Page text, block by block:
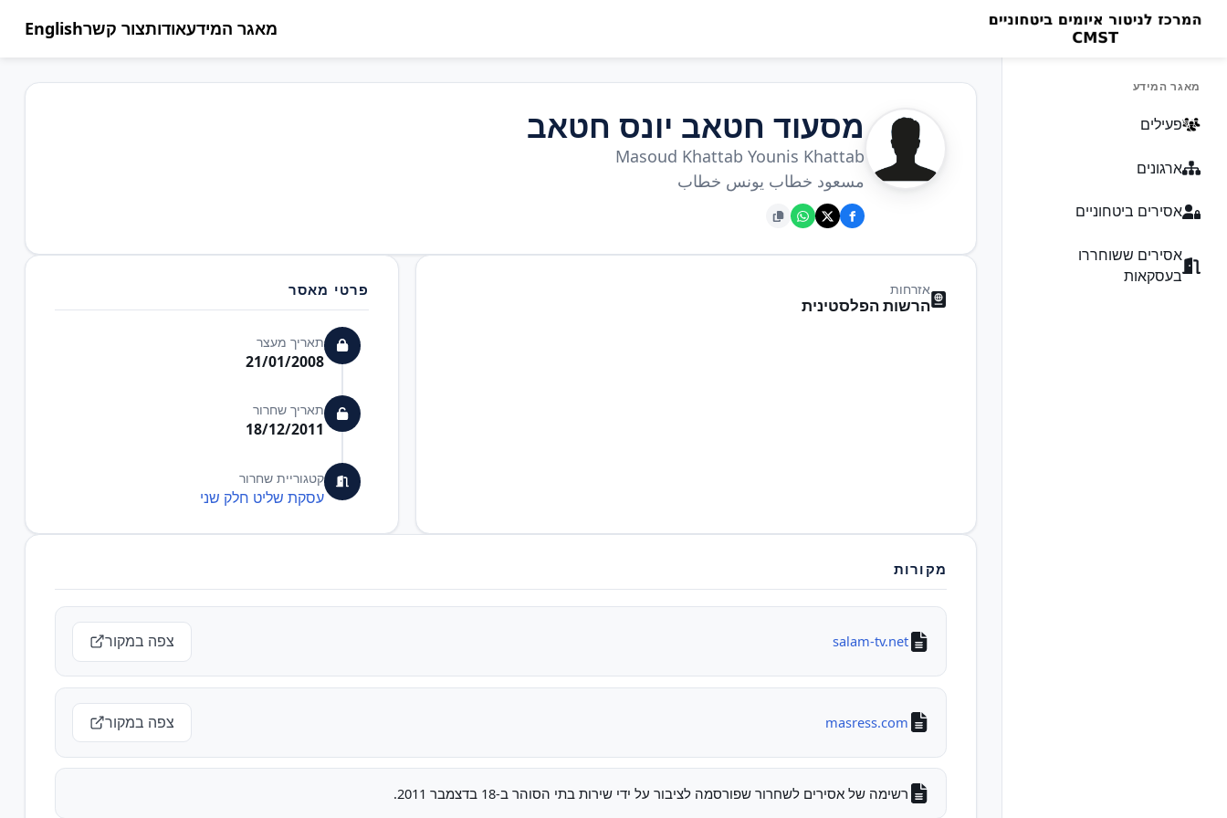
מאגר המידעאודותצור קשרEnglish
מאגר המידע
פעילים
ארגונים
אסירים ביטחוניים
אסירים ששוחררו
בעסקאות
מסעוד חטאב יונס חטאב
Masoud Khattab Younis Khattab
مسعود خطاب يونس خطاب
אזרחות
הרשות הפלסטינית
פרטי מאסר
תאריך מעצר
21/01/2008
תאריך שחרור
18/12/2011
קטגוריית שחרור
עסקת שליט חלק שני
מקורות
salam-tv.net צפה במקור
masress.com צפה במקור
רשימה של אסירים לשחרור שפורסמה לציבור על ידי שירות בתי הסוהר ב-18 בדצמבר 2011.